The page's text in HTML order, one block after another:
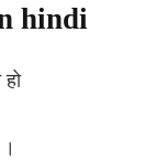
hindi